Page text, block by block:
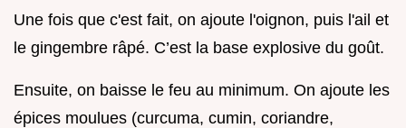
Une fois que c'est fait, on ajoute l'oignon, puis l'ail et
le gingembre râpé. C’est la base explosive du goût.
Ensuite, on baisse le feu au minimum. On ajoute les
épices moulues (curcuma, cumin, coriandre,